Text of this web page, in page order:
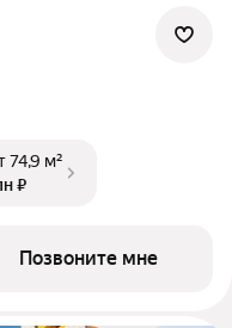
74,9 м²
₽
Позвоните мне